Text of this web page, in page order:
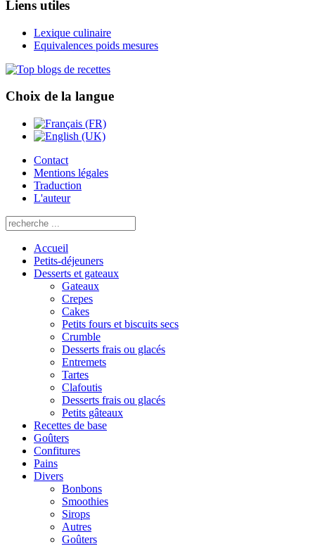
Liens utiles
Lexique culinaire
Equivalences poids mesures
Choix de la langue
Contact
Mentions légales
Traduction
L'auteur
Accueil
Petits-déjeuners
Desserts et gateaux
Gateaux
Crepes
Cakes
Petits fours et biscuits secs
Crumble
Desserts frais ou glacés
Entremets
Tartes
Clafoutis
Desserts frais ou glacés
Petits gâteaux
Recettes de base
Goûters
Confitures
Pains
Divers
Bonbons
Smoothies
Sirops
Autres
Goûters